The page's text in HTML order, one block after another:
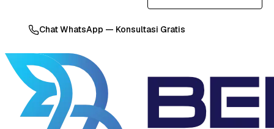
Chat WhatsApp — Konsultasi Gratis